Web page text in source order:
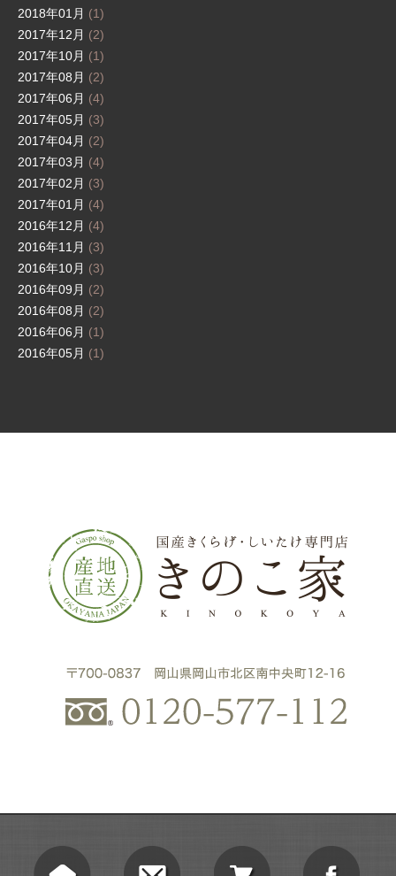
2018年01月 (1)
2017年12月 (2)
2017年10月 (1)
2017年08月 (2)
2017年06月 (4)
2017年05月 (3)
2017年04月 (2)
2017年03月 (4)
2017年02月 (3)
2017年01月 (4)
2016年12月 (4)
2016年11月 (3)
2016年10月 (3)
2016年09月 (2)
2016年08月 (2)
2016年06月 (1)
2016年05月 (1)